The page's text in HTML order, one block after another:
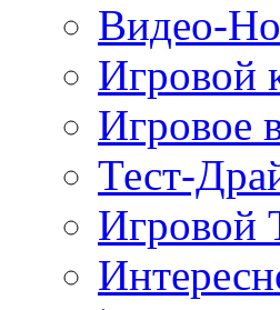
Видео-
Игровой
Игровое
Тест-
Игровой